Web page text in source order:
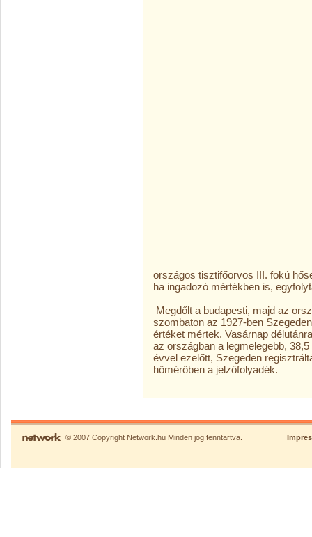
országos tisztifőorvos III. fokú
ha ingadozó mértékben is,
Megdőlt a budapesti, majd az
szombaton az 1927-ben
értéket mértek. Vasárnap
az országban a legmelegebb,
évvel ezelőtt, Szegeden
hőmérőben a jelzőfolyadék.
© 2007 Copyright Network.hu Minden jog fenntartva.